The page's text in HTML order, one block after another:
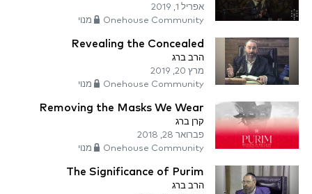
אפריל 1, 2019
Onehouse Community מנוי
Revealing the Concealed
הרב ברג
מרץ 20, 2019
Onehouse Community מנוי
Removing the Masks We Wear
קרן ברג
פברואר 28, 2018
Onehouse Community מנוי
The Significance of Purim
הרב ברג